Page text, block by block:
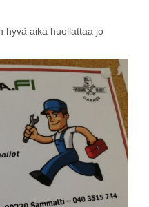
hyvä aika huollattaa jo